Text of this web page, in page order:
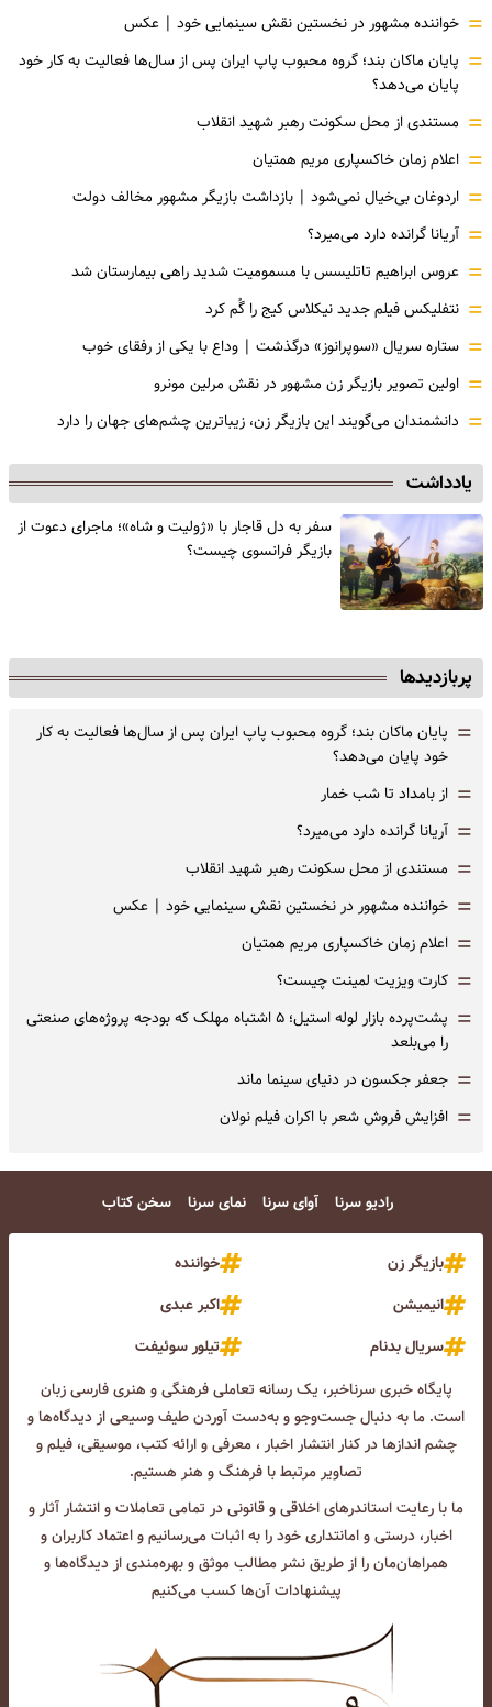
= خواننده مشهور در نخستین نقش سینمایی خود |‌ عکس
= پایان ماکان بند؛ گروه محبوب پاپ ایران پس از سال‌ها فعالیت به کار خود
پایان می‌دهد؟
= مستندی از محل سکونت رهبر شهید انقلاب
= اعلام زمان خاکسپاری مریم همتیان
= اردوغان بی‌خیال نمی‌شود | بازداشت بازیگر مشهور مخالف دولت
= آریانا گرانده دارد می‌میرد؟
= عروس ابراهیم تاتلیسس با مسمومیت شدید راهی بیمارستان شد
= نتفلیکس فیلم جدید نیکلاس کیج را گُم کرد
= ستاره سریال «سوپرانوز» درگذشت | وداع با یکی از رفقای خوب
= اولین تصویر بازیگر زن مشهور در نقش مرلین مونرو
= دانشمندان می‌گویند این بازیگر زن، زیباترین چشم‌های جهان را دارد
یادداشت
سفر به دل قاجار با «ژولیت و شاه»؛ ماجرای دعوت از
‌بازیگر فرانسوی چیست؟
پربازدیدها
= پایان ماکان بند؛ گروه محبوب پاپ ایران پس از سال‌ها فعالیت به کار
خود پایان می‌دهد؟
= از بامداد تا شب خمار
= آریانا گرانده دارد می‌میرد؟
= مستندی از محل سکونت رهبر شهید انقلاب
= خواننده مشهور در نخستین نقش سینمایی خود |‌ عکس
= اعلام زمان خاکسپاری مریم همتیان
= کارت ویزیت لمینت چیست؟
=
پشت‌پرده بازار لوله استیل؛ ۵ اشتباه مهلک که بودجه پروژه‌های صنعتی
را می‌بلعد
= جعفر جکسون در دنیای سینما ماند
= افزایش فروش شعر با اکران فیلم نولان
رادیو سرنا آوای سرنا نمای سرنا سخن کتاب
بازیگر زن
خواننده
انیمیشن
اکبر عبدی
سریال بدنام
تیلور سوئیفت
پایگاه خبری سرناخبر، یک رسانه تعاملی فرهنگی و هنری فارسی زبان
است. ما به دنبال جست‌و‌جو و به‌دست آوردن طیف وسیعی از دیدگاه‌ها و
چشم انداز‌ها در کنار انتشار اخبار ، معرفی و ارائه کتب، موسیقی، فیلم و
تصاویر مرتبط با فرهنگ و هنر هستیم.
ما با رعایت استاندرهای اخلاقی و قانونی در تمامی تعاملات و انتشار آثار و
اخبار، درستی و امانتداری خود را به اثبات می‌رسانیم و اعتماد کاربران و
همراهان‌مان را از طریق نشر مطالب موثق و بهره‌مندی از دیدگاه‌ها و
پیشنهادات آن‌ها کسب می‌کنیم